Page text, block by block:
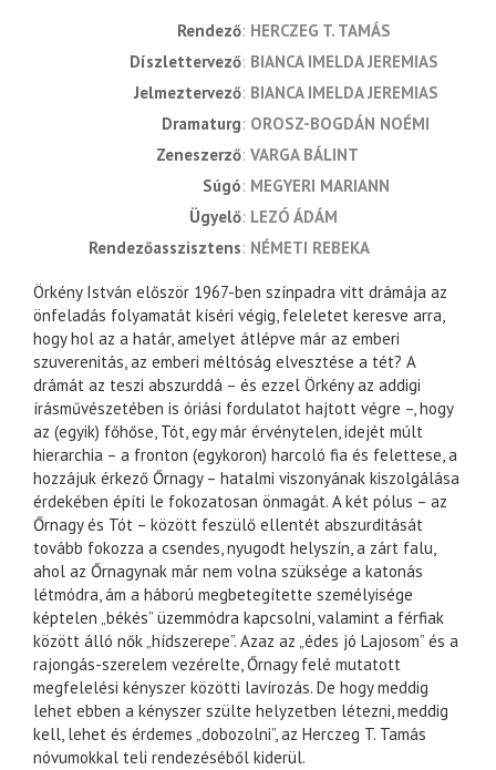
rendező HERCZEG T. TAMÁS
díszlettervező BIANCA IMELDA JEREMIAS
jelmeztervező BIANCA IMELDA JEREMIAS
dramaturg OROSZ-BOGDÁN NOÉMI
zeneszerző VARGA BÁLINT
súgó MEGYERI MARIANN
ügyelő LEZÓ ÁDÁM
rendezőasszisztens NÉMETI REBEKA
Örkény István először 1967-ben színpadra vitt drámája az
önfeladás folyamatát kíséri végig, feleletet keresve arra,
hogy hol az a határ, amelyet átlépve már az emberi
szuverenitás, az emberi méltóság elvesztése a tét? A
drámát az teszi abszurddá – és ezzel Örkény az addigi
írásművészetében is óriási fordulatot hajtott végre –, hogy
az (egyik) főhőse, Tót, egy már érvénytelen, idejét múlt
hierarchia – a fronton (egykoron) harcoló fia és felettese, a
hozzájuk érkező Őrnagy – hatalmi viszonyának kiszolgálása
érdekében építi le fokozatosan önmagát. A két pólus – az
Őrnagy és Tót – között feszülő ellentét abszurditását
tovább fokozza a csendes, nyugodt helyszín, a zárt falu,
ahol az Őrnagynak már nem volna szüksége a katonás
létmódra, ám a háború megbetegítette személyisége
képtelen „békés” üzemmódra kapcsolni, valamint a férfiak
között álló nők „hídszerepe”. Azaz az „édes jó Lajosom” és a
rajongás-szerelem vezérelte, Őrnagy felé mutatott
megfelelési kényszer közötti lavírozás. De hogy meddig
lehet ebben a kényszer szülte helyzetben létezni, meddig
kell, lehet és érdemes „dobozolni”, az Herczeg T. Tamás
nóvumokkal teli rendezéséből kiderül.